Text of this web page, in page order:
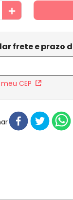
＋
CEP